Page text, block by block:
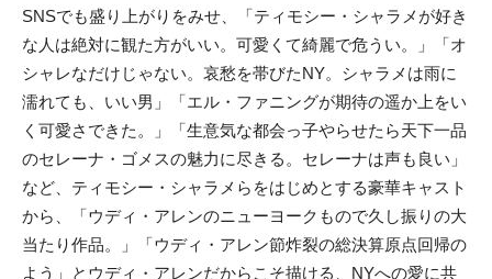
SNSでも盛り上がりをみせ、「ティモシー・シャラメが好き
な人は絶対に観た方がいい。可愛くて綺麗で危うい。」「オ
シャレなだけじゃない。哀愁を帯びたNY。シャラメは雨に
濡れても、いい男」「エル・ファニングが期待の遥か上をい
く可愛さできた。」「生意気な都会っ子やらせたら天下一品
のセレーナ・ゴメスの魅力に尽きる。セレーナは声も良い」
など、ティモシー・シャラメらをはじめとする豪華キャスト
から、「ウディ・アレンのニューヨークもので久し振りの大
当たり作品。」「ウディ・アレン節炸裂の総決算原点回帰の
よう」とウディ・アレンだからこそ描ける、NYへの愛に共